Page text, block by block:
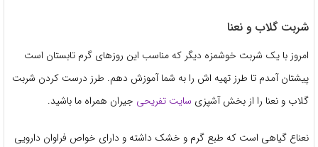
شربت گلاب و نعنا
امروز با یک شربت خوشمزه دیگر که مناسب این روزهای گرم تابستان است
پیشتان آمدم تا طرز تهیه اش را به شما آموزش دهم. طرز درست کردن شربت
گلاب و نعنا را از بخش آشپزی سایت تفریحی جیران همراه ما باشید.
نعناع گیاهی است که طبع گرم و خشک داشته و دارای خواص فراوان دارویی